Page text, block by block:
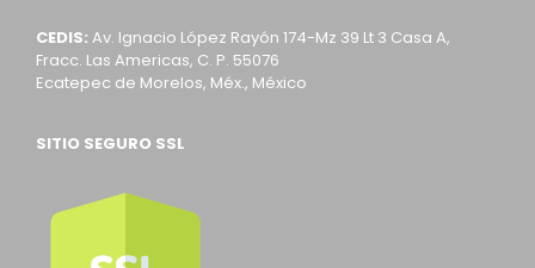
CEDIS: Av. Ignacio López Rayón 174-Mz 39 Lt 3 Casa A,
Fracc. Las Americas, C. P. 55076
Ecatepec de Morelos, Méx., México
SITIO SEGURO SSL